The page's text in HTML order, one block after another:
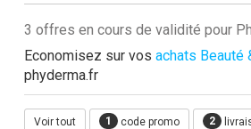
3 offres en cours de validité pour
Economisez sur vos achats Beauté
phyderma.fr
Voir tout 1 code promo 2